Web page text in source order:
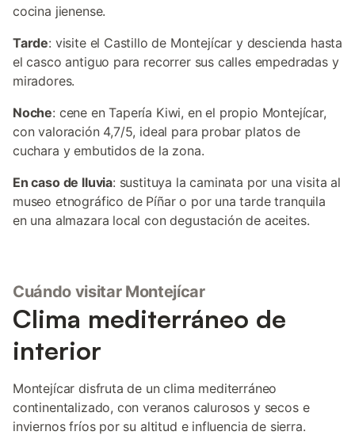
cocina jienense.
Tarde: visite el Castillo de Montejícar y descienda hasta
el casco antiguo para recorrer sus calles empedradas y
miradores.
Noche: cene en Tapería Kiwi, en el propio Montejícar,
con valoración 4,7/5, ideal para probar platos de
cuchara y embutidos de la zona.
En caso de lluvia: sustituya la caminata por una visita al
museo etnográfico de Píñar o por una tarde tranquila
en una almazara local con degustación de aceites.
Cuándo visitar Montejícar
Clima mediterráneo de
interior
Montejícar disfruta de un clima mediterráneo
continentalizado, con veranos calurosos y secos e
inviernos fríos por su altitud e influencia de sierra.